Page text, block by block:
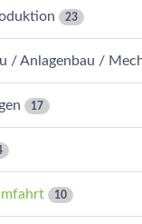
23
/ Anlagenbau /
17
10